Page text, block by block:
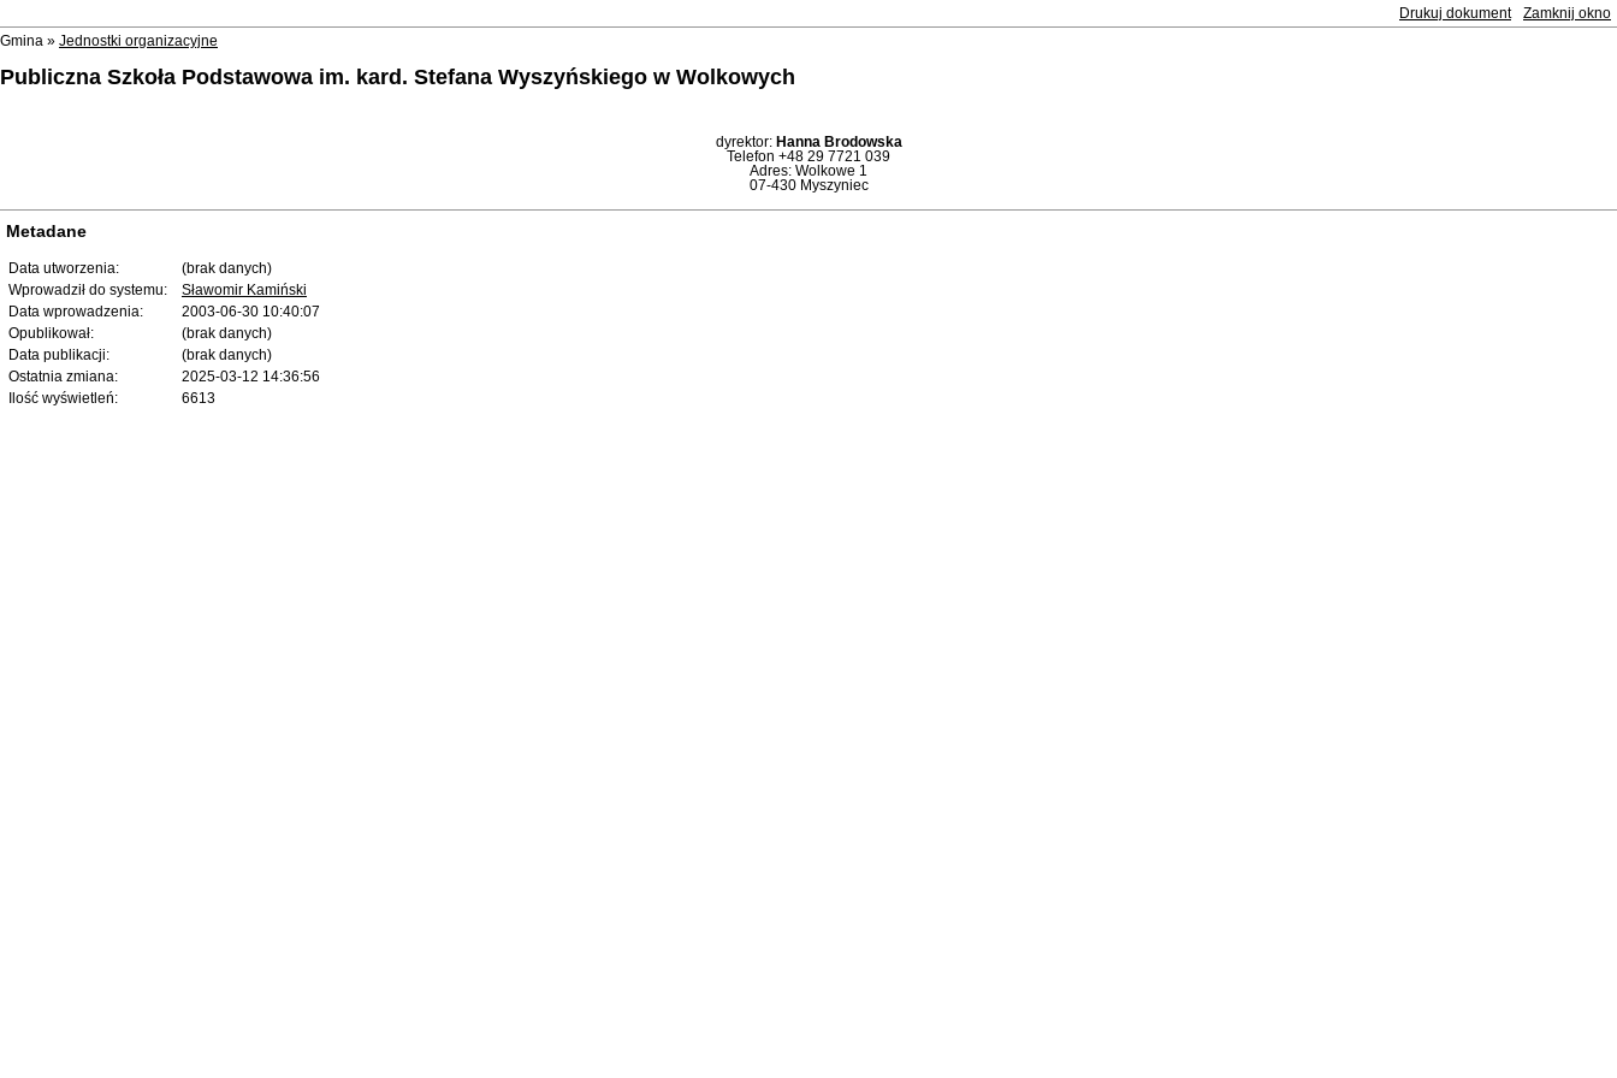
Zamknij okno
Drukuj dokument
Gmina » Jednostki organizacyjne
Publiczna Szkoła Podstawowa im. kard. Stefana Wyszyńskiego w Wolkowych
dyrektor: Hanna Brodowska
Telefon +48 29 7721 039
Adres: Wolkowe 1
07-430 Myszyniec
Metadane
Data utworzenia:
(brak danych)
Wprowadził do systemu:
Sławomir Kamiński
Data wprowadzenia:
2003-06-30 10:40:07
Opublikował:
(brak danych)
Data publikacji:
(brak danych)
Ostatnia zmiana:
2025-03-12 14:36:56
Ilość wyświetleń:
6613